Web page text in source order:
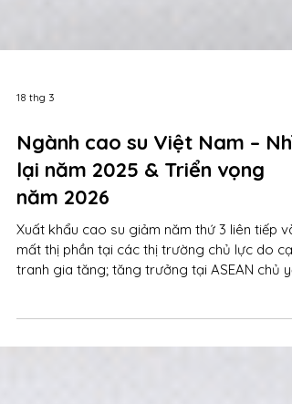
Ngành cao su Việt Nam –
lại năm 2025 & Triển vọng
năm 2026
Xuất khẩu cao su giảm năm thứ 3 liên tiếp và
mất thị phần tại các thị trường chủ lực do
mang tính bù khối lượng với biên thấp. Giá
khẩu giảm mạnh trong nửa cuối năm, không